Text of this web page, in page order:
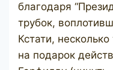
благодаря
трубок,
Кстати,
на подарок